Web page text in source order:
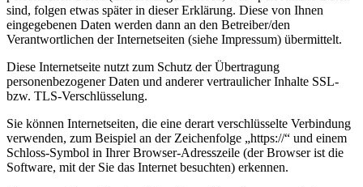
sind, folgen etwas später in dieser Erklärung. Diese von Ihnen
eingegebenen Daten werden dann an den Betreiber/den
Verantwortlichen der Internetseiten (siehe Impressum) übermittelt.
Diese Internetseite nutzt zum Schutz der Übertragung
personenbezogener Daten und anderer vertraulicher Inhalte SSL-
bzw. TLS-Verschlüsselung.
Sie können Internetseiten, die eine derart verschlüsselte Verbindung
verwenden, zum Beispiel an der Zeichenfolge „https://“ und einem
Schloss-Symbol in Ihrer Browser-Adresszeile (der Browser ist die
Software, mit der Sie das Internet besuchten) erkennen.